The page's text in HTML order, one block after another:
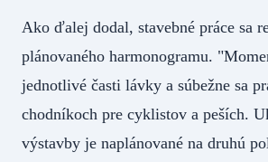
Ako ďalej dodal, stavebné práce sa
plánovaného harmonogramu.
jednotlivé časti lávky a súbežne sa
chodníkoch pre cyklistov a peších.
výstavby je naplánované na druhú